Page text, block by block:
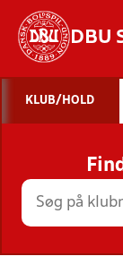
DBU
KLUB/HOLD